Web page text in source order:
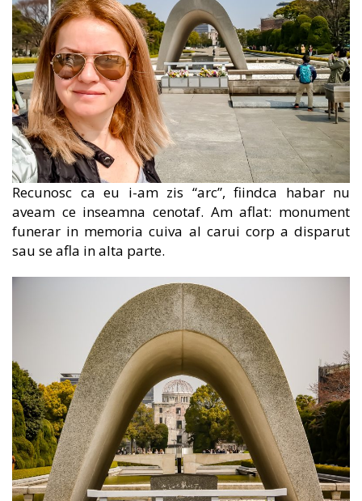
Recunosc ca eu i-am zis “arc”, fiindca habar nu
aveam ce inseamna cenotaf. Am aflat: monument
funerar in memoria cuiva al carui corp a disparut
sau se afla in alta parte.